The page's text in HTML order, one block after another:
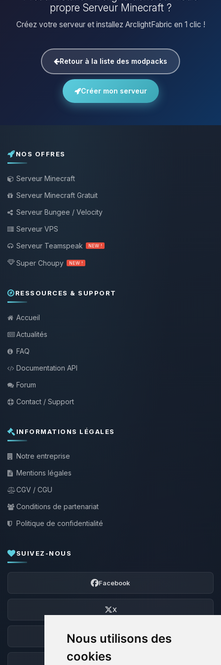
Nous utilisons des
cookies
propre Serveur Minecraft ?
Créez votre serveur et installez ArclightFabric en 1 clic !
Retour à la liste des modpacks
Créer mon serveur
NOS OFFRES
Serveur Minecraft
Serveur Minecraft Gratuit
Serveur Bungee / Velocity
Serveur VPS
Serveur Teamspeak
NEW !
Super Choupy NEW !
RESSOURCES & SUPPORT
Accueil
Actualités
FAQ
Documentation API
Forum
Contact / Support
INFORMATIONS LÉGALES
Notre entreprise
Mentions légales
CGV / CGU
Conditions de partenariat
Politique de confidentialité
SUIVEZ-NOUS
Facebook
X
Discord
Forum